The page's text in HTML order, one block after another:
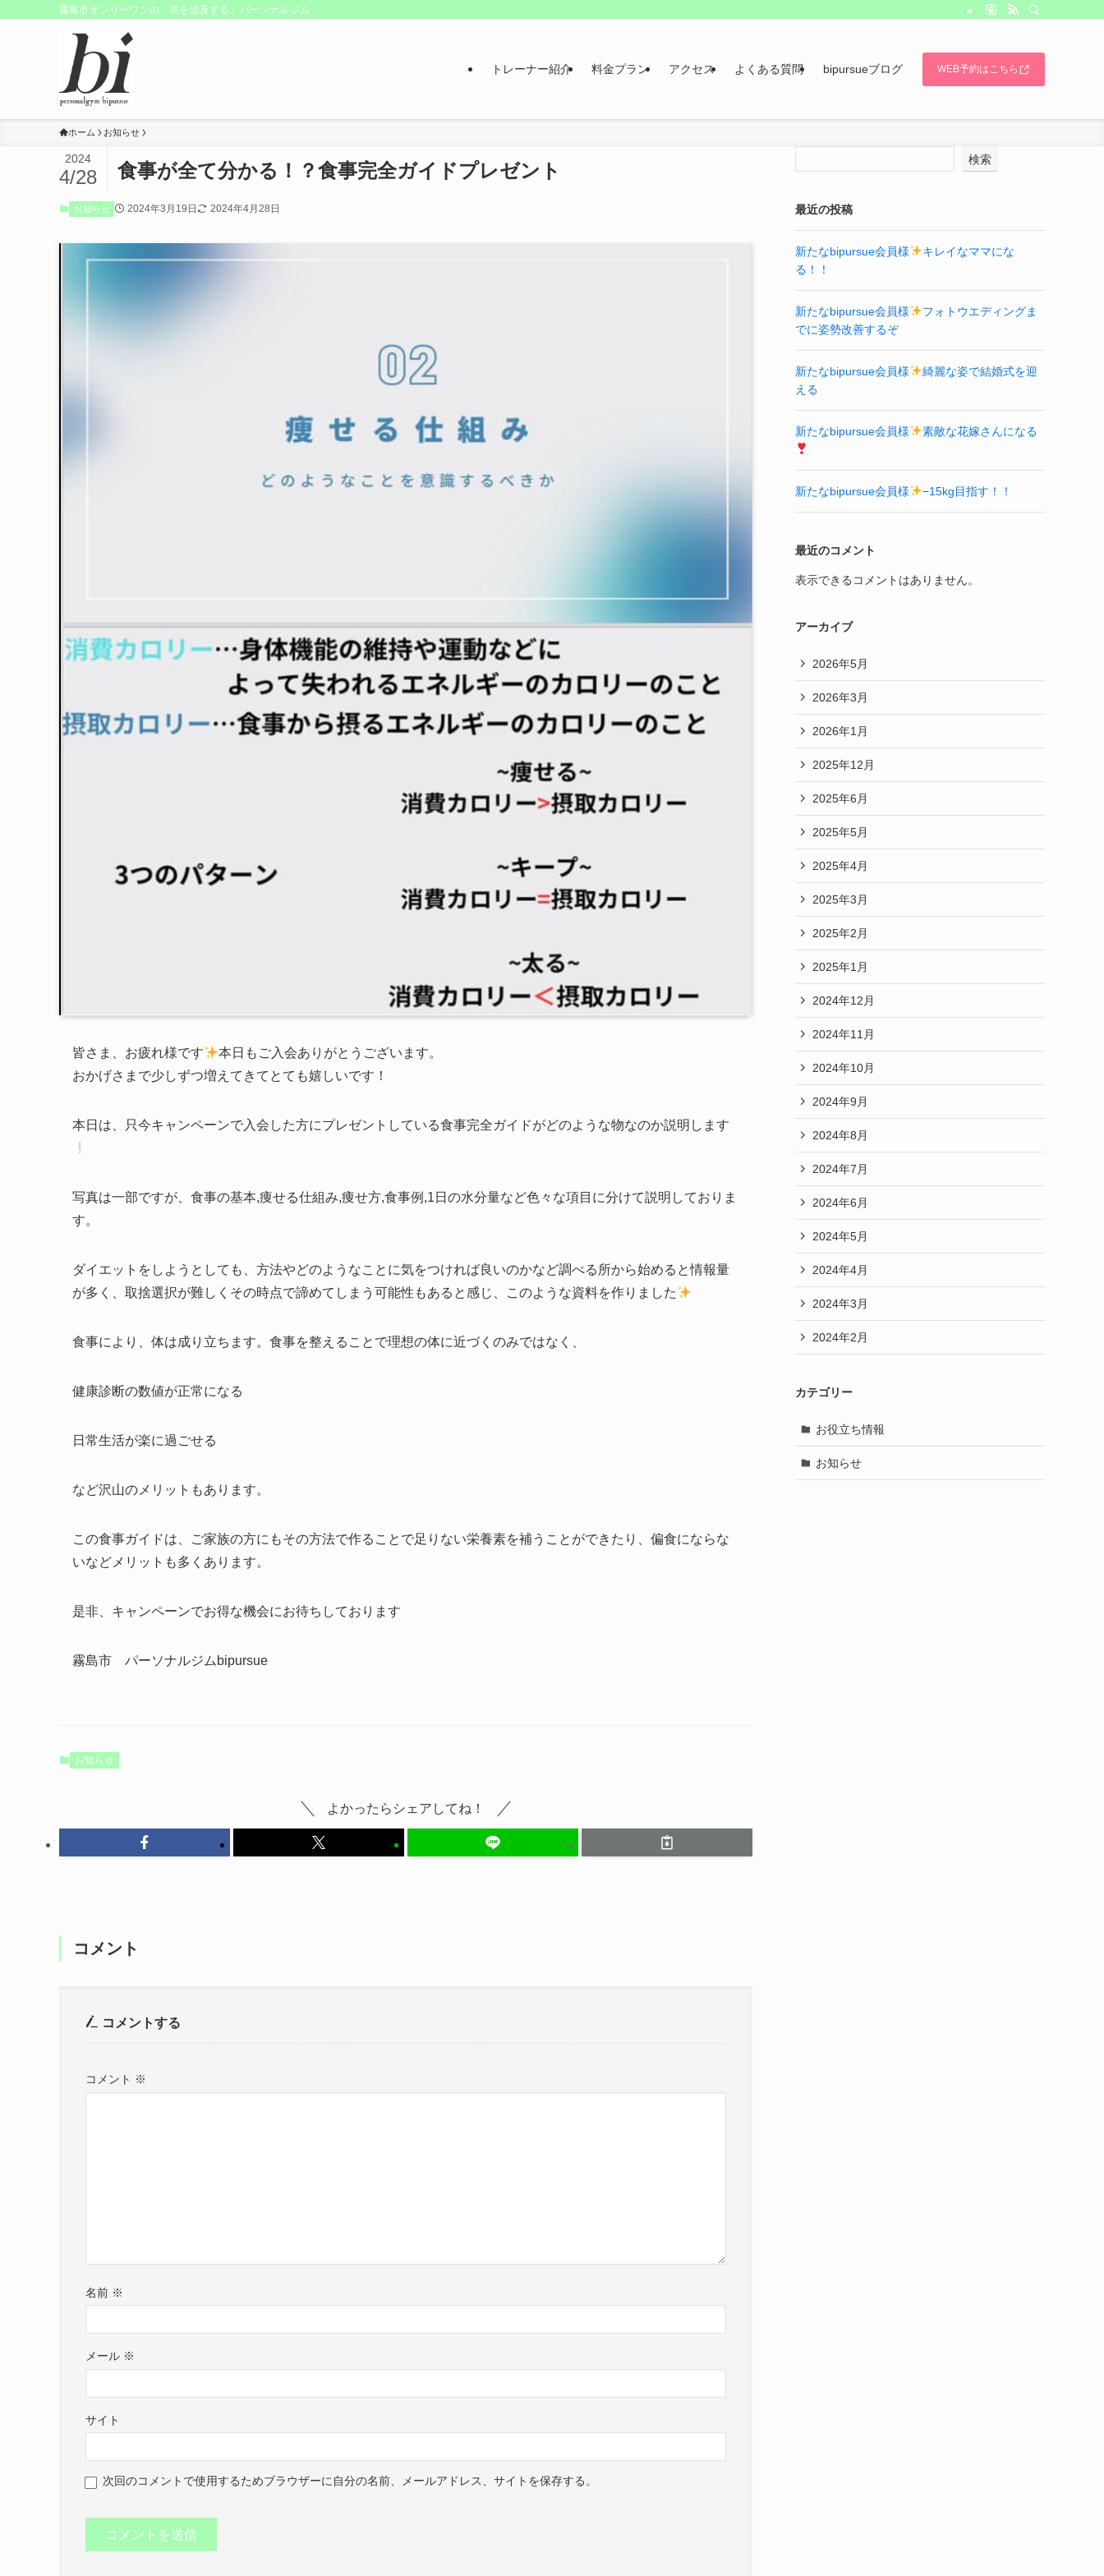
霧島市オンリーワンの「美を追及する」パーソナルジム
トレーナー紹介 料金プラン アクセス よくある質問 bipursueブログ WEB予約はこちら
ホーム お知らせ
食事が全て分かる！？食事完全ガイドプレゼント
2024
4/28
お知らせ 2024年3月19日 2024年4月28日
皆さま、お疲れ様です
本日もご入会ありがとうございます。
おかげさまで少しずつ増えてきてとても嬉しいです！
本日は、只今キャンペーンで入会した方にプレゼントしている食事完全ガイドがどのような物なのか説明します
写真は一部ですが、食事の基本,痩せる仕組み,痩せ方,食事例,1日の水分量など色々な項目に分けて説明しておりま
す。
ダイエットをしようとしても、方法やどのようなことに気をつければ良いのかなど調べる所から始めると情報量
が多く、取捨選択が難しくその時点で諦めてしまう可能性もあると感じ、このような資料を作りました
食事により、体は成り立ちます。食事を整えることで理想の体に近づくのみではなく、
健康診断の数値が正常になる
日常生活が楽に過ごせる
など沢山のメリットもあります。
この食事ガイドは、ご家族の方にもその方法で作ることで足りない栄養素を補うことができたり、偏食にならな
いなどメリットも多くあります。
是非、キャンペーンでお得な機会にお待ちしております
霧島市 パーソナルジムbipursue
お知らせ
よかったらシェアしてね！
コメント
コメントする
コメント ※
名前 ※
メール ※
サイト
次回のコメントで使用するためブラウザーに自分の名前、メールアドレス、サイトを保存する。
検索
最近の投稿
新たなbipursue会員様
キレイなママにな
る！！
新たなbipursue会員様
フォトウエディングま
でに姿勢改善するぞ
新たなbipursue会員様
綺麗な姿で結婚式を迎
える
新たなbipursue会員様 素敵な花嫁さんになる
新たなbipursue会員様 −15kg目指す！！
最近のコメント
表示できるコメントはありません。
アーカイブ
2026年5月
2026年3月
2026年1月
2025年12月
2025年6月
2025年5月
2025年4月
2025年3月
2025年2月
2025年1月
2024年12月
2024年11月
2024年10月
2024年9月
2024年8月
2024年7月
2024年6月
2024年5月
2024年4月
2024年3月
2024年2月
カテゴリー
お役立ち情報
お知らせ